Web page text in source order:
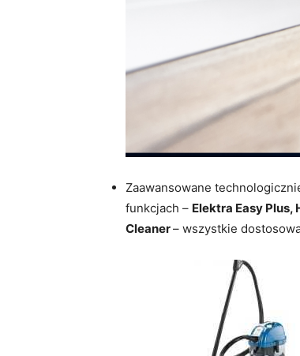
Zaawansowane
funkcjach – Elektra Easy Plus,
Cleaner– wszystkie